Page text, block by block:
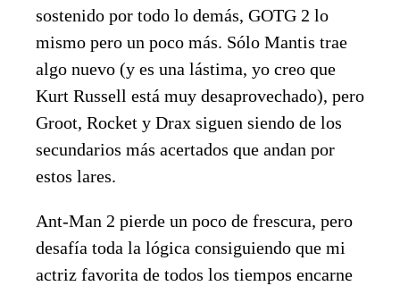
sostenido por todo lo demás, GOTG 2 lo
mismo pero un poco más. Sólo Mantis trae
algo nuevo (y es una lástima, yo creo que
Kurt Russell está muy desaprovechado), pero
Groot, Rocket y Drax siguen siendo de los
secundarios más acertados que andan por
estos lares.
Ant-Man 2 pierde un poco de frescura, pero
desafía toda la lógica consiguiendo que mi
actriz favorita de todos los tiempos encarne